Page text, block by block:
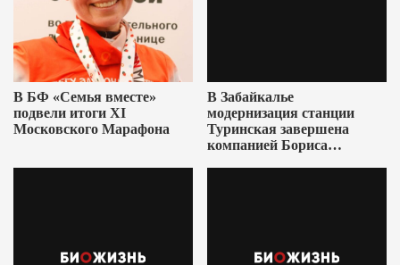
В БФ «Семья вместе»
подвели итоги XI
Московского Марафона
В Забайкалье
модернизация станции
Туринская завершена
компанией Бориса